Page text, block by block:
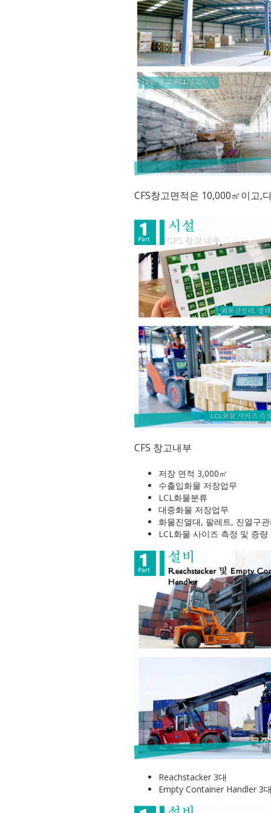
CFS창고면적은 10,000㎡이고,
CFS 창고내부
저장 면적 3,000㎡
수출입화물 저장업무
LCL화물분류
대중화물 저장업무
화물진열대, 팔레트, 진열구
LCL화물 사이즈 측정 및 증량
Reachstacker 3대
Empty Container Handler 3